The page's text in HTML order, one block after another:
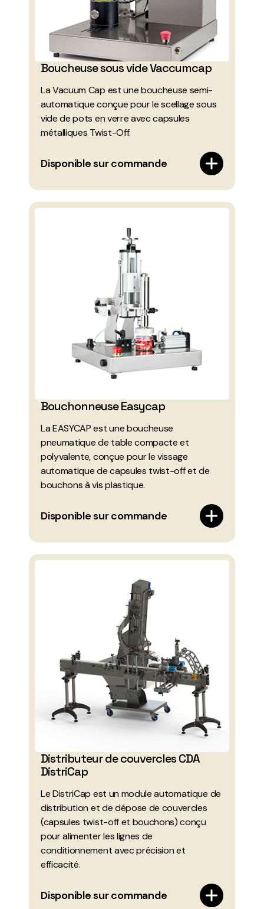
Boucheuse sous vide Vaccumcap
La Vacuum Cap est une boucheuse semi-
automatique conçue pour le scellage sous
vide de pots en verre avec capsules
métalliques Twist-Off.
Disponible sur commande
Bouchonneuse Easycap
La EASYCAP est une boucheuse
pneumatique de table compacte et
polyvalente, conçue pour le vissage
automatique de capsules twist-off et de
bouchons à vis plastique.
Disponible sur commande
Distributeur de couvercles CDA
DistriCap
Le DistriCap est un module automatique de
distribution et de dépose de couvercles
(capsules twist-off et bouchons) conçu
pour alimenter les lignes de
conditionnement avec précision et
efficacité.
Disponible sur commande